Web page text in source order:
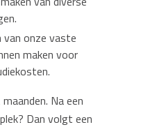
van onze vaste
maken voor
Na een
Dan volgt een